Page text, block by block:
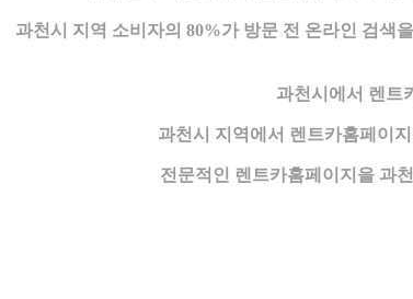
과천시 지역 소비자의 80%가 방문 전 온라인 검색
과천시에서 렌트
과천시 지역에서 렌트카홈페이
전문적인 렌트카홈페이지을 과